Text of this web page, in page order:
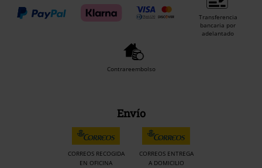
Transferencia
bancaria por
adelantado
Contrareembolso
Envío
CORREOS RECOGIDA
EN OFICINA
CORREOS ENTREGA
A DOMICILIO